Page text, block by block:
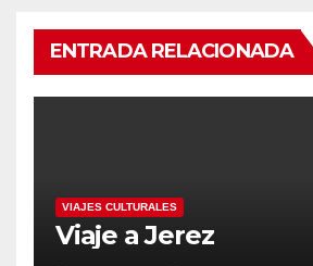
ENTRADA RELACIONADA
VIAJES CULTURALES
Viaje a Jerez